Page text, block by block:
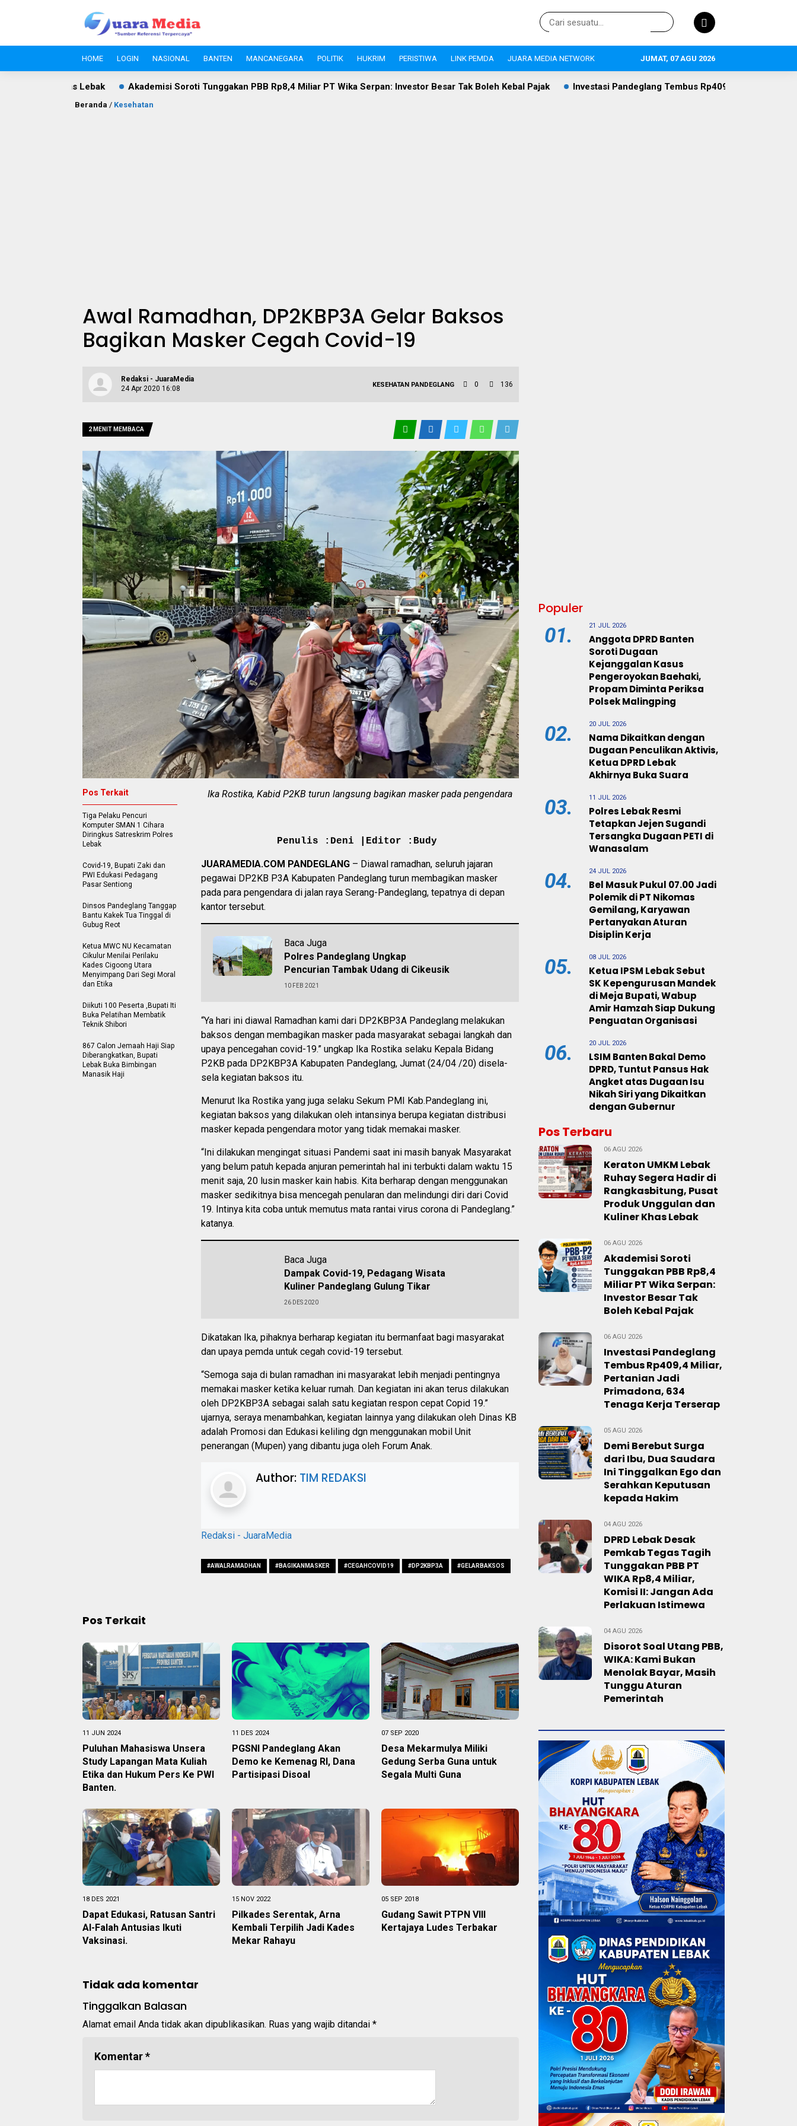
HOME LOGIN NASIONAL BANTEN MANCANEGARA POLITIK HUKRIM PERISTIWA LINK PEMDA JUARA MEDIA NETWORK JUMAT, 07 AGU 2026
Akademisi Soroti Tunggakan PBB Rp8,4 Miliar PT Wika Serpan: Investor Besar Tak Boleh Kebal Pajak Investasi Pandeglang Tembus Rp409,4 Miliar, Pertanian Jadi Primadona, 634
Beranda / Kesehatan
Awal Ramadhan, DP2KBP3A Gelar Baksos
Bagikan Masker Cegah Covid-19
Redaksi - JuaraMedia
24 Apr 2020 16:08
KESEHATAN PANDEGLANG 0 136
2 MENIT MEMBACA
Ika Rostika, Kabid P2KB turun langsung bagikan masker pada pengendara
Penulis :Deni |Editor :Budy
JUARAMEDIA.COM PANDEGLANG – Diawal ramadhan, seluruh jajaran
pegawai DP2KB P3A Kabupaten Pandeglang turun membagikan masker
pada para pengendara di jalan raya Serang-Pandeglang, tepatnya di depan
kantor tersebut.
Baca Juga
Polres Pandeglang Ungkap
Pencurian Tambak Udang di Cikeusik
10 FEB 2021
“Ya hari ini diawal Ramadhan kami dari DP2KBP3A Pandeglang melakukan
baksos dengan membagikan masker pada masyarakat sebagai langkah dan
upaya pencegahan covid-19.” ungkap Ika Rostika selaku Kepala Bidang
P2KB pada DP2KBP3A Kabupaten Pandeglang, Jumat (24/04 /20) disela-
sela kegiatan baksos itu.
Menurut Ika Rostika yang juga selaku Sekum PMI Kab.Pandeglang ini,
kegiatan baksos yang dilakukan oleh intansinya berupa kegiatan distribusi
masker kepada pengendara motor yang tidak memakai masker.
“Ini dilakukan mengingat situasi Pandemi saat ini masih banyak Masyarakat
yang belum patuh kepada anjuran pemerintah hal ini terbukti dalam waktu 15
menit saja, 20 lusin masker kain habis. Kita berharap dengan menggunakan
masker sedikitnya bisa mencegah penularan dan melindungi diri dari Covid
19. Intinya kita coba untuk memutus mata rantai virus corona di Pandeglang.”
katanya.
Baca Juga
Dampak Covid-19, Pedagang Wisata
Kuliner Pandeglang Gulung Tikar
26 DES 2020
Dikatakan Ika, pihaknya berharap kegiatan itu bermanfaat bagi masyarakat
dan upaya pemda untuk cegah covid-19 tersebut.
“Semoga saja di bulan ramadhan ini masyarakat lebih menjadi pentingnya
memakai masker ketika keluar rumah. Dan kegiatan ini akan terus dilakukan
oleh DP2KBP3A sebagai salah satu kegiatan respon cepat Copid 19.”
ujarnya, seraya menambahkan, kegiatan lainnya yang dilakukan oleh Dinas KB
adalah Promosi dan Edukasi keliling dgn menggunakan mobil Unit
penerangan (Mupen) yang dibantu juga oleh Forum Anak.
Author: TIM REDAKSI
Redaksi - JuaraMedia
#AWALRAMADHAN #BAGIKANMASKER #CEGAHCOVID19 #DP2KBP3A #GELARBAKSOS
Pos Terkait
Tiga Pelaku Pencuri
Komputer SMAN 1 Cihara
Diringkus Satreskrim Polres
Lebak
Covid-19, Bupati Zaki dan
PWI Edukasi Pedagang
Pasar Sentiong
Dinsos Pandeglang Tanggap
Bantu Kakek Tua Tinggal di
Gubug Reot
Ketua MWC NU Kecamatan
Cikulur Menilai Perilaku
Kades Cigoong Utara
Menyimpang Dari Segi Moral
dan Etika
Diikuti 100 Peserta ,Bupati Iti
Buka Pelatihan Membatik
Teknik Shibori
867 Calon Jemaah Haji Siap
Diberangkatkan, Bupati
Lebak Buka Bimbingan
Manasik Haji
Pos Terkait
11 JUN 2024
Puluhan Mahasiswa Unsera
Study Lapangan Mata Kuliah
Etika dan Hukum Pers Ke PWI
Banten.
11 DES 2024
PGSNI Pandeglang Akan
Demo ke Kemenag RI, Dana
Partisipasi Disoal
07 SEP 2020
Desa Mekarmulya Miliki
Gedung Serba Guna untuk
Segala Multi Guna
18 DES 2021
Dapat Edukasi, Ratusan Santri
Al-Falah Antusias Ikuti
Vaksinasi.
15 NOV 2022
Pilkades Serentak, Arna
Kembali Terpilih Jadi Kades
Mekar Rahayu
05 SEP 2018
Gudang Sawit PTPN VIII
Kertajaya Ludes Terbakar
Tidak ada komentar
Tinggalkan Balasan
Alamat email Anda tidak akan dipublikasikan. Ruas yang wajib ditandai *
Komentar*
Populer
01. 21 JUL 2026
Anggota DPRD Banten
Soroti Dugaan
Kejanggalan Kasus
Pengeroyokan Baehaki,
Propam Diminta Periksa
Polsek Malingping
02. 20 JUL 2026
Nama Dikaitkan dengan
Dugaan Penculikan Aktivis,
Ketua DPRD Lebak
Akhirnya Buka Suara
03. 11 JUL 2026
Polres Lebak Resmi
Tetapkan Jejen Sugandi
Tersangka Dugaan PETI di
Wanasalam
04. 24 JUL 2026
Bel Masuk Pukul 07.00 Jadi
Polemik di PT Nikomas
Gemilang, Karyawan
Pertanyakan Aturan
Disiplin Kerja
05. 08 JUL 2026
Ketua IPSM Lebak Sebut
SK Kepengurusan Mandek
di Meja Bupati, Wabup
Amir Hamzah Siap Dukung
Penguatan Organisasi
06. 20 JUL 2026
LSIM Banten Bakal Demo
DPRD, Tuntut Pansus Hak
Angket atas Dugaan Isu
Nikah Siri yang Dikaitkan
dengan Gubernur
Pos Terbaru
06 AGU 2026
Keraton UMKM Lebak
Ruhay Segera Hadir di
Rangkasbitung, Pusat
Produk Unggulan dan
Kuliner Khas Lebak
06 AGU 2026
Akademisi Soroti
Tunggakan PBB Rp8,4
Miliar PT Wika Serpan:
Investor Besar Tak
Boleh Kebal Pajak
06 AGU 2026
Investasi Pandeglang
Tembus Rp409,4 Miliar,
Pertanian Jadi
Primadona, 634
Tenaga Kerja Terserap
05 AGU 2026
Demi Berebut Surga
dari Ibu, Dua Saudara
Ini Tinggalkan Ego dan
Serahkan Keputusan
kepada Hakim
04 AGU 2026
DPRD Lebak Desak
Pemkab Tegas Tagih
Tunggakan PBB PT
WIKA Rp8,4 Miliar,
Komisi II: Jangan Ada
Perlakuan Istimewa
04 AGU 2026
Disorot Soal Utang PBB,
WIKA: Kami Bukan
Menolak Bayar, Masih
Tunggu Aturan
Pemerintah